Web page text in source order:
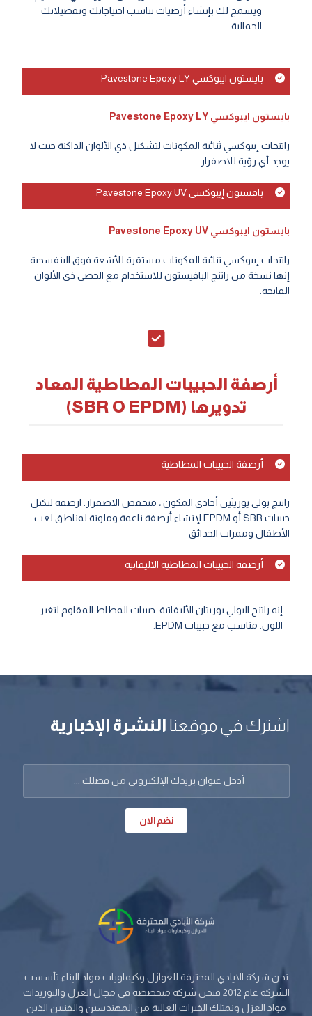
ويسمح لك بإنشاء أرضيات تناسب احتياجاتك وتفضيلاتك
الجمالية.
بايستون ايبوكسي Pavestone Epoxy LY
بايستون ايبوكسي Pavestone Epoxy LY
راتنجات إيبوكسي ثنائية المكونات لتشكيل ذي الألوان الداكنة حيث لا
يوجد أي رؤية للاصفرار.
بافستون إيبوكسي Pavestone Epoxy UV
بايستون ايبوكسي Pavestone Epoxy UV
راتنجات إيبوكسي ثنائية المكونات مستقرة للأشعة فوق البنفسجية.
إنها نسخة من راتنج البافيستون للاستخدام مع الحصى ذي الألوان
الفاتحة.
أرصفة الحبيبات المطاطية المعاد
تدويرها (SBR O EPDM)
أرصفة الحبيبات المطاطية
راتنج بولي يوريثين أحادي المكون ، منخفض الاصفرار. ارصفة لتكتل
حبيبات SBR أو EPDM لإنشاء أرصفة ناعمة وملونة لمناطق لعب
الأطفال وممرات الحدائق
أرصفة الحبيبات المطاطية الاليفاتيه
إنه راتنج البولي يوريثان الأليفاتية. حبيبات المطاط المقاوم لتغير
اللون. مناسب مع حبيبات EPDM.
اشترك في موقعنا النشرة الإخبارية
نضم الان
نحن شركة الايادي المحترفة للعوازل وكيماويات مواد البناء تأسست
الشركة عام 2012 فنحن شركة متخصصة في مجال العزل والتوريدات
مواد العزل ونمتلك الخبرات العالية من المهندسين والفنيين الذين